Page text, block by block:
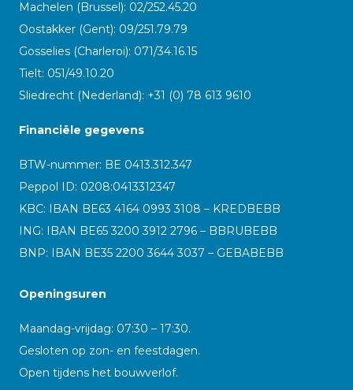
Machelen (Brussel): 02/252.45.20
Oostakker (Gent): 09/251.79.79
Gosselies (Charleroi): 071/34.16.15
Tielt: 051/49.10.20
Sliedrecht (Nederland): +31 (0) 78 613 9610
Financiële gegevens
BTW-nummer: BE 0413.312.347
Peppol ID: 0208:0413312347
KBC: IBAN BE63 4164 0993 3108 – KREDBEBB
ING: IBAN BE65 3200 3912 2796 – BBRUBEBB
BNP: IBAN BE35 2200 3644 3037 – GEBABEBB
Openingsuren
Maandag-vrijdag: 07:30 – 17:30.
Gesloten op zon- en feestdagen.
Open tijdens het bouwverlof.